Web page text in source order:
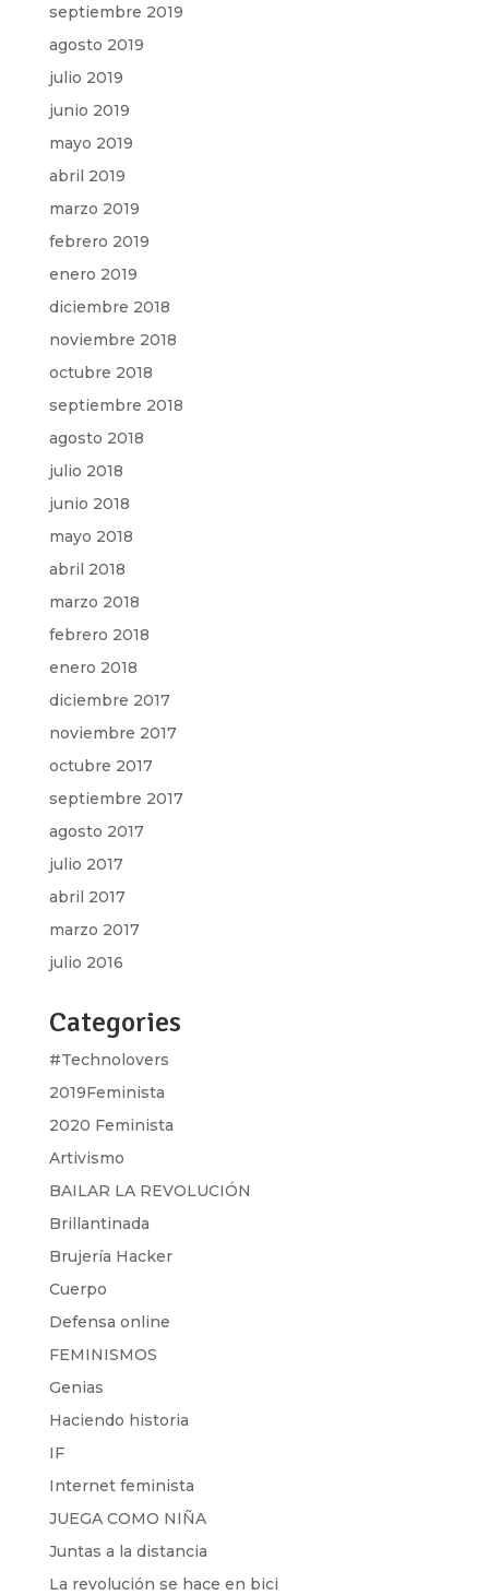
septiembre 2019
agosto 2019
julio 2019
junio 2019
mayo 2019
abril 2019
marzo 2019
febrero 2019
enero 2019
diciembre 2018
noviembre 2018
octubre 2018
septiembre 2018
agosto 2018
julio 2018
junio 2018
mayo 2018
abril 2018
marzo 2018
febrero 2018
enero 2018
diciembre 2017
noviembre 2017
octubre 2017
septiembre 2017
agosto 2017
julio 2017
abril 2017
marzo 2017
julio 2016
Categories
#Technolovers
2019Feminista
2020 Feminista
Artivismo
BAILAR LA REVOLUCIÓN
Brillantinada
Brujería Hacker
Cuerpo
Defensa online
FEMINISMOS
Genias
Haciendo historia
IF
Internet feminista
JUEGA COMO NIÑA
Juntas a la distancia
La revolución se hace en bici